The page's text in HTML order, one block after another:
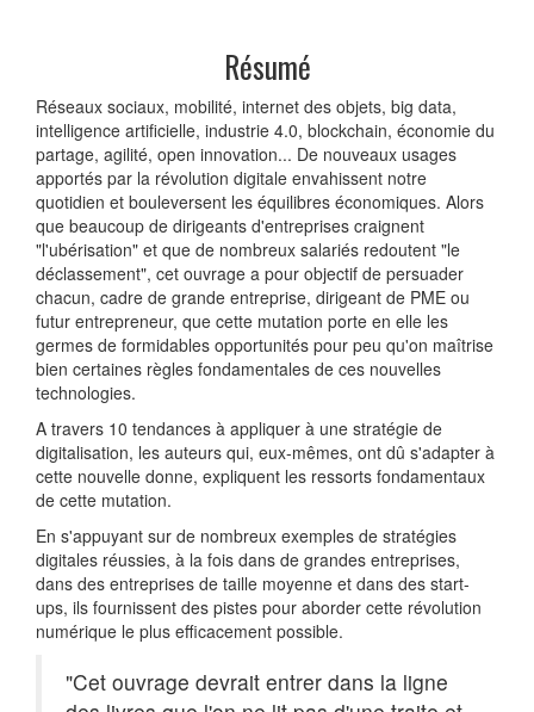
Résumé
Réseaux sociaux, mobilité, internet des objets, big data,
intelligence artificielle, industrie 4.0, blockchain, économie du
partage, agilité, open innovation... De nouveaux usages
apportés par la révolution digitale envahissent notre
quotidien et bouleversent les équilibres économiques. Alors
que beaucoup de dirigeants d'entreprises craignent
"l'ubérisation" et que de nombreux salariés redoutent "le
déclassement", cet ouvrage a pour objectif de persuader
chacun, cadre de grande entreprise, dirigeant de PME ou
futur entrepreneur, que cette mutation porte en elle les
germes de formidables opportunités pour peu qu'on maîtrise
bien certaines règles fondamentales de ces nouvelles
technologies.
A travers 10 tendances à appliquer à une stratégie de
digitalisation, les auteurs qui, eux-mêmes, ont dû s'adapter à
cette nouvelle donne, expliquent les ressorts fondamentaux
de cette mutation.
En s'appuyant sur de nombreux exemples de stratégies
digitales réussies, à la fois dans de grandes entreprises,
dans des entreprises de taille moyenne et dans des start-
ups, ils fournissent des pistes pour aborder cette révolution
numérique le plus efficacement possible.
"Cet ouvrage devrait entrer dans la ligne